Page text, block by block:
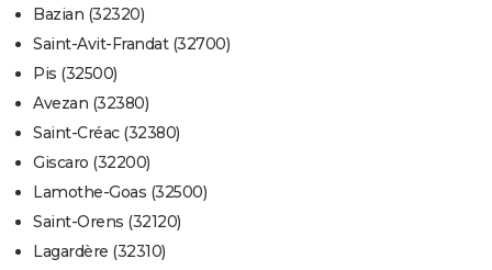
Bazian (32320)
Saint-Avit-Frandat (32700)
Pis (32500)
Avezan (32380)
Saint-Créac (32380)
Giscaro (32200)
Lamothe-Goas (32500)
Saint-Orens (32120)
Lagardère (32310)